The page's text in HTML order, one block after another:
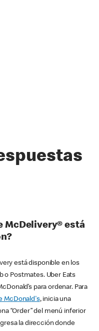
McDelivery® está
está disponible en los
o Postmates. Uber Eats
para ordenar. Para
McDonald's, inicia una
“Order” del menú inferior
la dirección donde